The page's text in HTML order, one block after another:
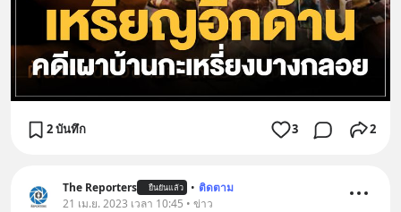
2 บันทึก 3 2
The Reporters ยืนยันแล้ว • ติดตาม
21 เม.ย. 2023 เวลา 10:45 • ข่าว